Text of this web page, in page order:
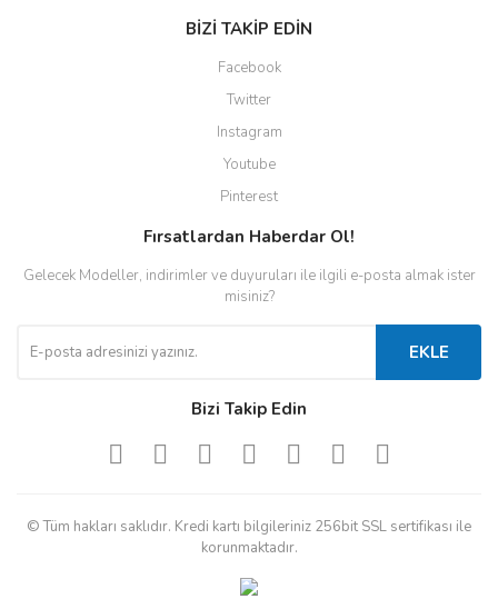
BİZİ TAKİP EDİN
Facebook
Twitter
Instagram
Youtube
Pinterest
Fırsatlardan Haberdar Ol!
Gelecek Modeller, indirimler ve duyuruları ile ilgili e-posta almak ister
misiniz?
EKLE
Bizi Takip Edin
© Tüm hakları saklıdır. Kredi kartı bilgileriniz 256bit SSL sertifikası ile
korunmaktadır.